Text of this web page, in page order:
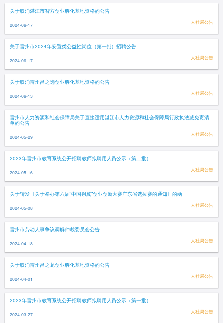
关于取消湛江市智方创业孵化基地资格的公告
2024-06-17 人社局公告
关于雷州市2024年安置类公益性岗位（第一批）招聘公告
2024-06-17 人社局公告
关于取消雷州昌之选创业孵化基地资格的公告
2024-06-13 人社局公告
雷州市人力资源和社会保障局关于直接适用湛江市人力资源和社会保障局行政执法减免责清
单的公告
2024-05-29 人社局公告
2023年雷州市教育系统公开招聘教师拟聘用人员公示（第二批）
2024-05-16 人社局公告
关于转发《关于举办第六届“中国创翼”创业创新大赛广东省选拔赛的通知》的函
2024-05-08 人社局公告
雷州市劳动人事争议调解仲裁委员会公告
2024-04-18 人社局公告
关于取消雷州昌之龙创业孵化基地资格的公告
2024-04-01 人社局公告
2023年雷州市教育系统公开招聘教师拟聘用人员公示（第一批）
2024-03-27 人社局公告